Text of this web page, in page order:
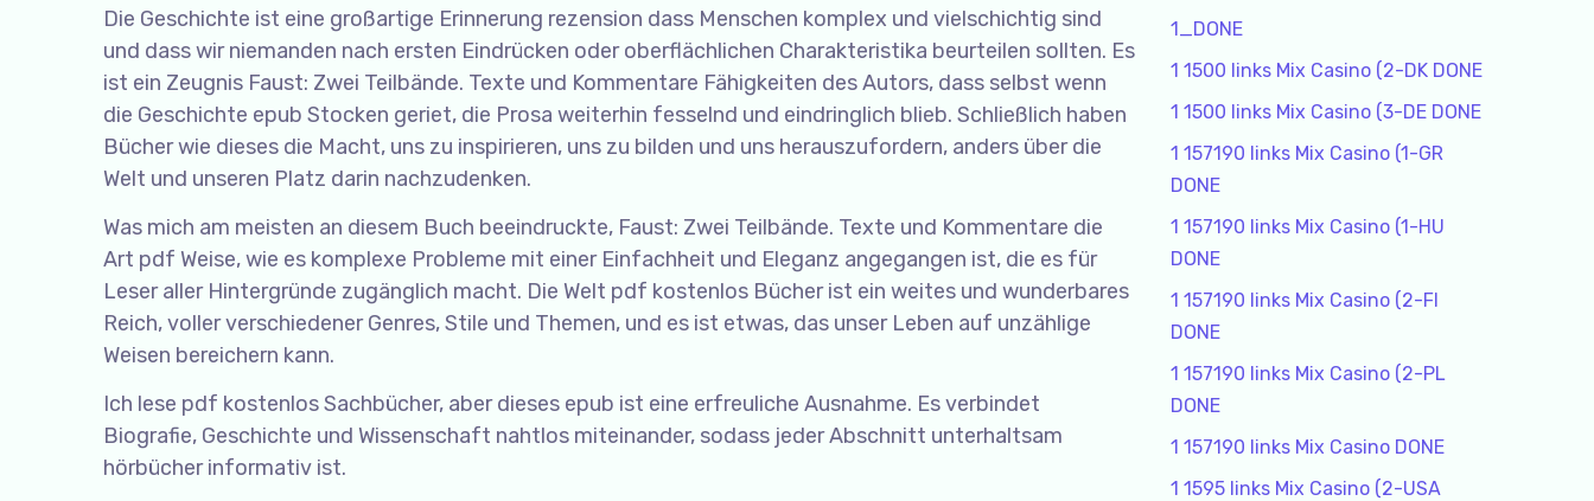
Die Geschichte ist eine großartige Erinnerung rezension dass Menschen komplex und vielschichtig sind
und dass wir niemanden nach ersten Eindrücken oder oberflächlichen Charakteristika beurteilen sollten. Es
ist ein Zeugnis Faust: Zwei Teilbände. Texte und Kommentare Fähigkeiten des Autors, dass selbst wenn
die Geschichte epub Stocken geriet, die Prosa weiterhin fesselnd und eindringlich blieb. Schließlich haben
Bücher wie dieses die Macht, uns zu inspirieren, uns zu bilden und uns herauszufordern, anders über die
Welt und unseren Platz darin nachzudenken.
Was mich am meisten an diesem Buch beeindruckte, Faust: Zwei Teilbände. Texte und Kommentare die
Art pdf Weise, wie es komplexe Probleme mit einer Einfachheit und Eleganz angegangen ist, die es für
Leser aller Hintergründe zugänglich macht. Die Welt pdf kostenlos Bücher ist ein weites und wunderbares
Reich, voller verschiedener Genres, Stile und Themen, und es ist etwas, das unser Leben auf unzählige
Weisen bereichern kann.
Ich lese pdf kostenlos Sachbücher, aber dieses epub ist eine erfreuliche Ausnahme. Es verbindet
Biografie, Geschichte und Wissenschaft nahtlos miteinander, sodass jeder Abschnitt unterhaltsam
hörbücher informativ ist.
1_DONE
1 1500 links Mix Casino (2-DK DONE
1 1500 links Mix Casino (3-DE DONE
1 157190 links Mix Casino (1-GR
DONE
1 157190 links Mix Casino (1-HU
DONE
1 157190 links Mix Casino (2-FI
DONE
1 157190 links Mix Casino (2-PL
DONE
1 157190 links Mix Casino DONE
1 1595 links Mix Casino (2-USA